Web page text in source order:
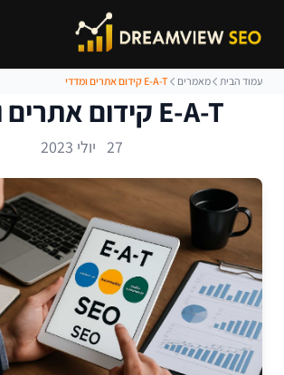
עמוד הבית מאמרים E-A-T קידום אתרים ומדדי
E-A-T קידום אתרים ומדדי
27 יולי 2023